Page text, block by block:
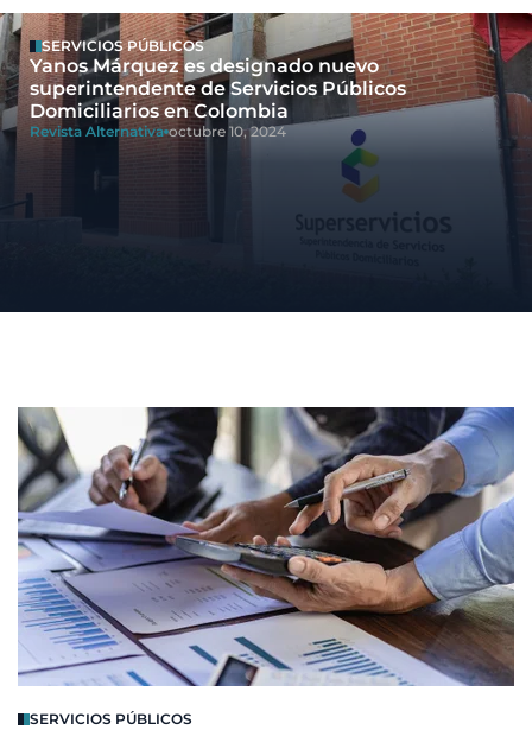
SERVICIOS PÚBLICOS
Yanos Márquez es designado nuevo
superintendente de Servicios Públicos
Domiciliarios en Colombia
Revista Alternativa octubre 10, 2024
SERVICIOS PÚBLICOS